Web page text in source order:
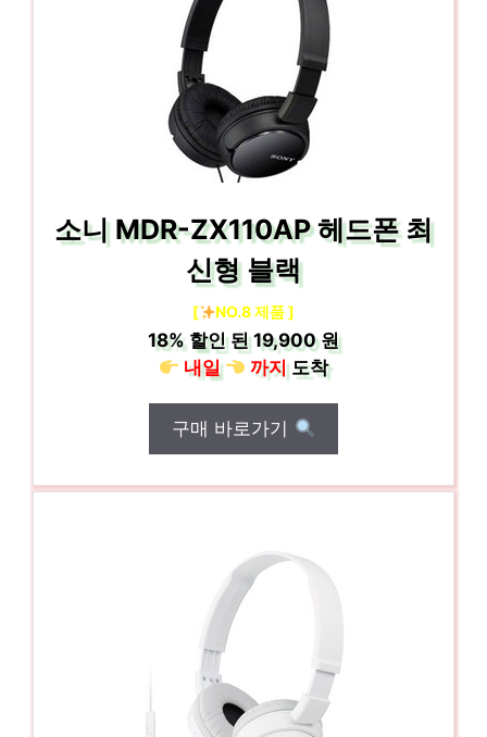
소니 MDR-ZX110AP 헤드폰 최
신형 블랙
[ NO.8 제품 ]
18%할인 된19,900 원
내일
까지도착
구매 바로가기